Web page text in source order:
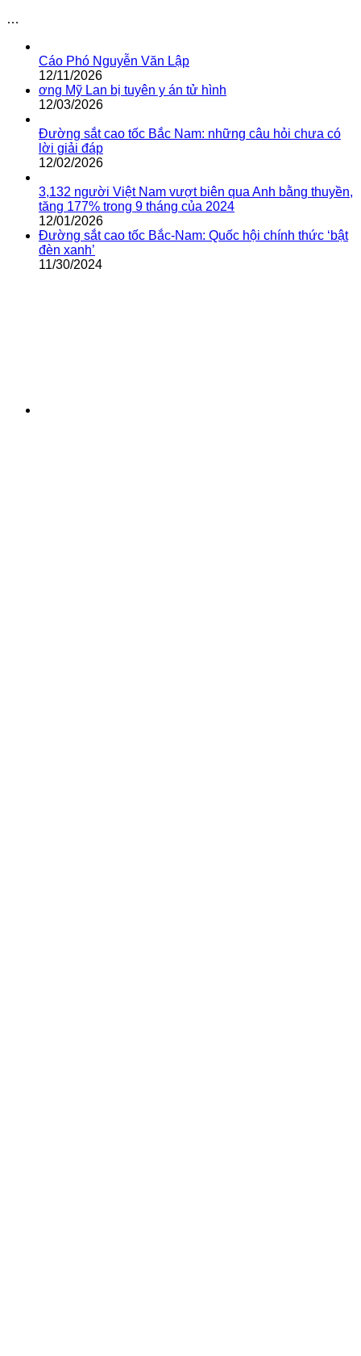
…
Cáo Phó Nguyễn Văn Lập
12/11/2026
ơng Mỹ Lan bị tuyên y án tử hình
12/03/2026
Đường sắt cao tốc Bắc Nam: những câu hỏi chưa có
lời giải đáp
12/02/2026
3,132 người Việt Nam vượt biên qua Anh bằng thuyền,
tăng 177% trong 9 tháng của 2024
12/01/2026
Đường sắt cao tốc Bắc-Nam: Quốc hội chính thức ‘bật
đèn xanh’
11/30/2024